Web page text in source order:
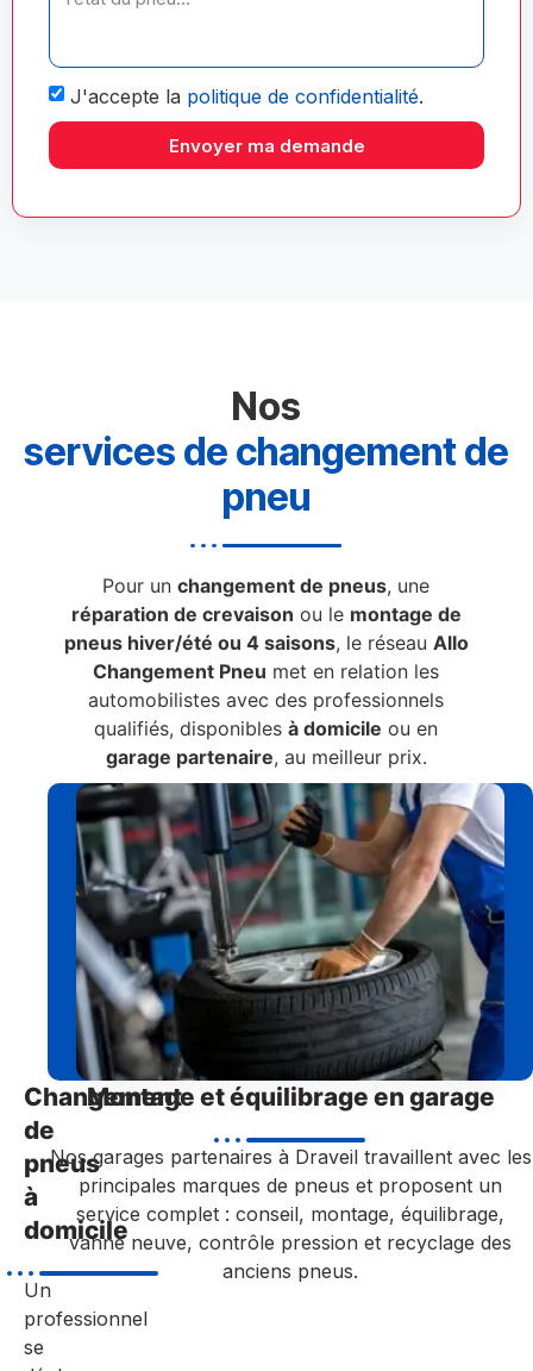
J'accepte la politique de confidentialité.
Envoyer ma demande
Nos
services de changement de
pneu
Pour unchangement de pneus, une
réparation de crevaison ou le montage de
pneus hiver/été ou 4 saisons, le réseau Allo
Changement Pneu met en relation les
automobilistes avec des professionnels
qualifiés, disponiblesà domicile ou en
garage partenaire, au meilleur prix.
Changement
de
pneus
à
domicile
Un
professionnel
se
Montage et équilibrage en garage
Nos garages partenaires à Draveil travaillent avec les
principales marques de pneus et proposent un
service complet : conseil, montage, équilibrage,
vanne neuve, contrôle pression et recyclage des
anciens pneus.